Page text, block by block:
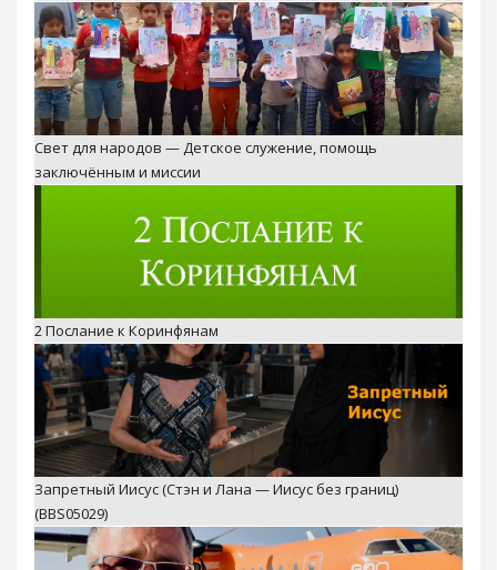
Свет для народов — Детское служение, помощь
заключённым и миссии
2 Послание к Коринфянам
Запретный Иисус (Стэн и Лана — Иисус без границ)
(BBS05029)